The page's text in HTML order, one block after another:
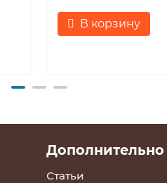
В корзину
Дополнительно
Статьи